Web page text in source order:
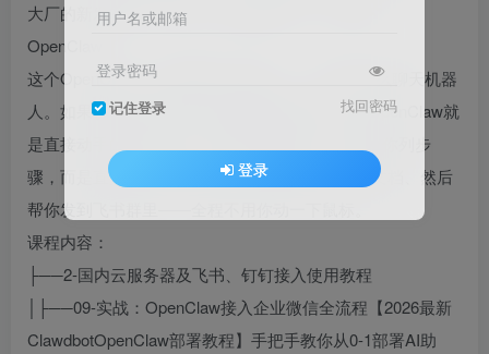
大厂的新发布会，而是一只红彤彤的——“小龙虾”
OpenClaw。
这个OpenClaw（中文昵称“小龙虾”），可不是什么聊天机器
人。如果说ChatGPT是只会动嘴的“理论派”，那OpenClaw就
是直接动手的“实干家”。你让它写周报，它不会给你列步
骤，而是直接打开你的文件夹、读取邮件、生成文档、然后
帮你发到飞书群里——全程不用你动一下鼠标。
课程内容：
├──2-国内云服务器及飞书、钉钉接入使用教程
│├──09-实战：OpenClaw接入企业微信全流程【2026最新
ClawdbotOpenClaw部署教程】手把手教你从0-1部署AI助
用户名或邮箱
登录密码
记住登录 找回密码
登录